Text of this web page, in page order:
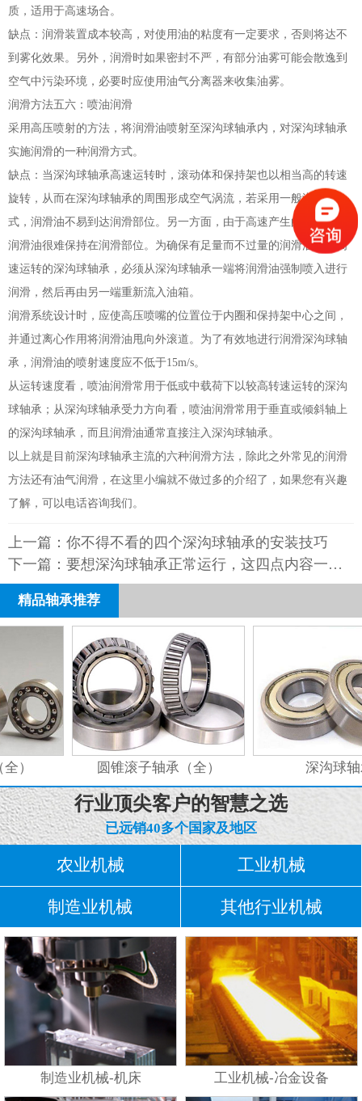
质，适用于高速场合。
缺点：润滑装置成本较高，对使用油的粘度有一定要求，否则将达不
到雾化效果。另外，润滑时如果密封不严，有部分油雾可能会散逸到
空气中污染环境，必要时应使用油气分离器来收集油雾。
润滑方法五六：喷油润滑
采用高压喷射的方法，将润滑油喷射至深沟球轴承内，对深沟球轴承
实施润滑的一种润滑方式。
缺点：当深沟球轴承高速运转时，滚动体和保持架也以相当高的转速
旋转，从而在深沟球轴承的周围形成空气涡流，若采用一般润滑方
式，润滑油不易到达润滑部位。另一方面，由于高速产生的离心力，
润滑油很难保持在润滑部位。为确保有足量而不过量的润滑油供给高
速运转的深沟球轴承，必须从深沟球轴承一端将润滑油强制喷入进行
润滑，然后再由另一端重新流入油箱。
润滑系统设计时，应使高压喷嘴的位置位于内圈和保持架中心之间，
并通过离心作用将润滑油甩向外滚道。为了有效地进行润滑深沟球轴
承，润滑油的喷射速度应不低于15m/s。
从运转速度看，喷油润滑常用于低或中载荷下以较高转速运转的深沟
球轴承；从深沟球轴承受力方向看，喷油润滑常用于垂直或倾斜轴上
的深沟球轴承，而且润滑油通常直接注入深沟球轴承。
以上就是目前深沟球轴承主流的六种润滑方法，除此之外常见的润滑
方法还有油气润滑，在这里小编就不做过多的介绍了，如果您有兴趣
了解，可以电话咨询我们。
上一篇： 你不得不看的四个深沟球轴承的安装技巧
下一篇： 要想深沟球轴承正常运行，这四点内容一个都不能少
精品轴承推荐
） 圆锥滚子轴承（全） 深沟球轴
行业顶尖客户的智慧之选
已远销40多个国家及地区
农业机械 工业机械
制造业机械 其他行业机械
制造业机械-机床 工业机械-冶金设备